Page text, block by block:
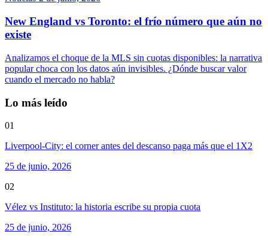
New England vs Toronto: el frío número que aún no
existe
Analizamos el choque de la MLS sin cuotas disponibles: la narrativa
popular choca con los datos aún invisibles. ¿Dónde buscar valor
cuando el mercado no habla?
Lo más leído
01
Liverpool-City: el corner antes del descanso paga más que el 1X2
25 de junio, 2026
02
Vélez vs Instituto: la historia escribe su propia cuota
25 de junio, 2026